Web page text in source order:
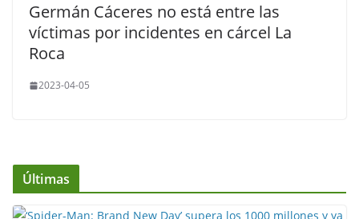
Germán Cáceres no está entre las
víctimas por incidentes en cárcel La
Roca
2023-04-05
Últimas